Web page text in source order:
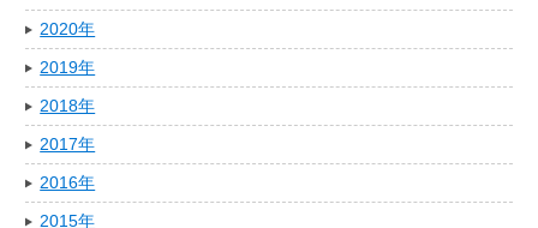
2020年
2019年
2018年
2017年
2016年
2015年